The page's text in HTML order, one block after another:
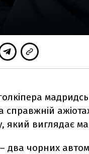
справжній
який виглядає
– два чорних